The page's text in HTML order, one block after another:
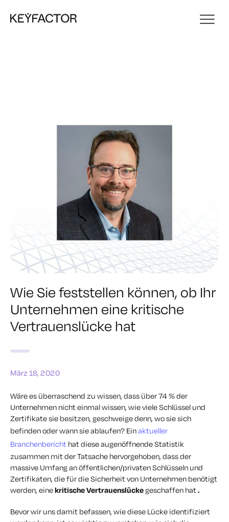
Wie Sie feststellen können, ob Ihr
Unternehmen eine kritische
Vertrauenslücke hat
März 18, 2020
Wäre es überraschend zu wissen, dass über 74 % der
Unternehmen nicht einmal wissen, wie viele Schlüssel und
Zertifikate sie besitzen, geschweige denn, wo sie sich
befinden oder wann sie ablaufen? Einaktueller
Branchenbericht hat diese augenöffnende Statistik
zusammen mit der Tatsache hervorgehoben, dass der
massive Umfang an öffentlichen/privaten Schlüsseln und
Zertifikaten, die für die Sicherheit von Unternehmen benötigt
werden, einekritische Vertrauenslückegeschaffen hat.
Bevor wir uns damit befassen, wie diese Lücke identifiziert